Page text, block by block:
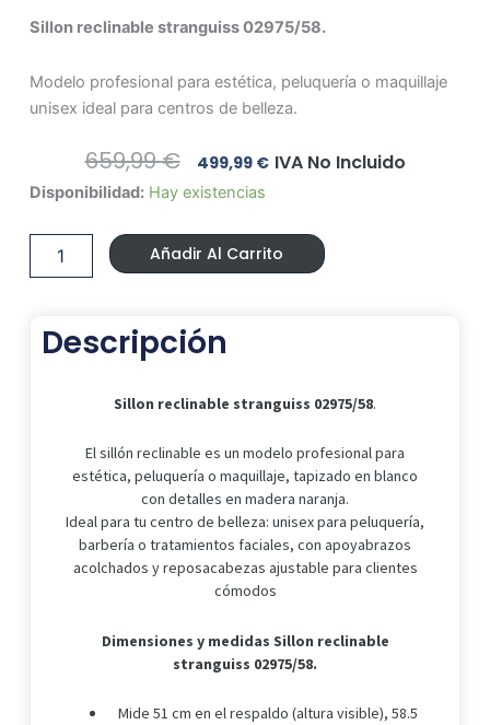
Sillon reclinable stranguiss 02975/58.
Modelo profesional para estética, peluquería o maquillaje
unisex ideal para centros de belleza.
659,99€ El
Precio
Original
Era:
659,99 €.
499,99 €El
Es:
499,99 €.
IVA No Incluido
Disponibilidad: Hay existencias
Sillon
stranguiss
02975/58
cantidad
Añadir Al Carrito
Descripción
Sillon reclinable stranguiss 02975/58.
El sillón reclinable es un modelo profesional para
estética, peluquería o maquillaje, tapizado en blanco
con detalles en madera naranja.
Ideal para tu centro de belleza: unisex para peluquería,
barbería o tratamientos faciales, con apoyabrazos
acolchados y reposacabezas ajustable para clientes
cómodos
Dimensiones y medidas Sillon reclinable
stranguiss 02975/58.
Mide 51 cm en el respaldo (altura visible), 58.5